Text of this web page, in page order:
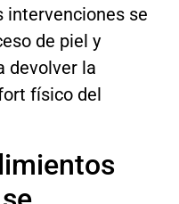
intervenciones se
de piel y
devolver la
físico del